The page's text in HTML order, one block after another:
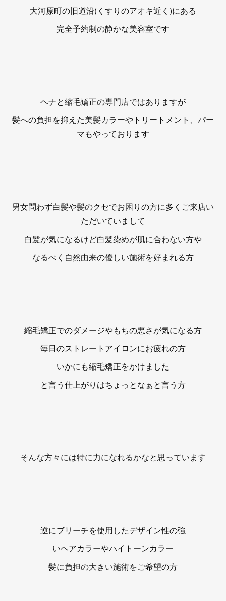
大河原町の旧道沿(くすりのアオキ近く)にある
完全予約制の静かな美容室です
ヘナと縮毛矯正の専門店ではありますが
髪への負担を抑えた美髪カラーやトリートメント、パー
マもやっております
男女問わず白髪や髪のクセでお困りの方に多くご来店い
ただいていまして
白髪が気になるけど白髪染めが肌に合わない方や
なるべく自然由来の優しい施術を好まれる方
縮毛矯正でのダメージやもちの悪さが気になる方
毎日のストレートアイロンにお疲れの方
いかにも縮毛矯正をかけました
と言う仕上がりはちょっとなぁと言う方
そんな方々には特に力になれるかなと思っています
逆にブリーチを使用したデザイン性の強
いヘアカラーやハイトーンカラー
髪に負担の大きい施術をご希望の方